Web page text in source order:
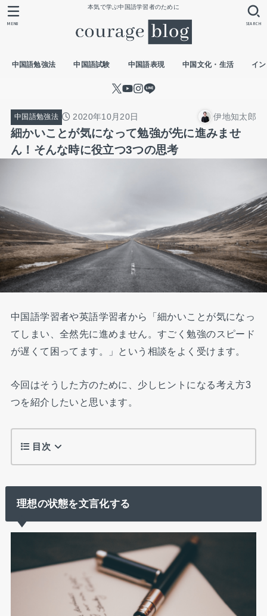
本気で学ぶ中国語学習者のために
中国語勉強法 中国語試験 中国語表現 中国文化・生活 イ
SEARCH
MENU
中国語勉強法 2020年10月20日 伊地知太郎
細かいことが気になって勉強が先に進みませ
ん！そんな時に役立つ3つの思考
中国語学習者や英語学習者から「細かいことが気になっ
てしまい、全然先に進めません。すごく勉強のスピード
が遅くて困ってます。」という相談をよく受けます。
今回はそうした方のために、少しヒントになる考え方3
つを紹介したいと思います。
目次
理想の状態を文言化する